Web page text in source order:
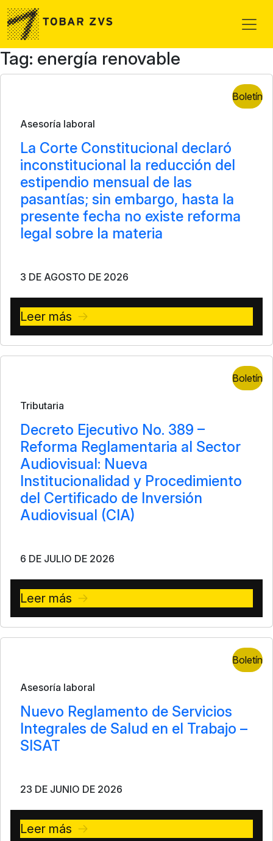
Skip to main content
Tag: energía renovable
Boletín
Asesoría laboral
La Corte Constitucional declaró
inconstitucional la reducción del
estipendio mensual de las
pasantías; sin embargo, hasta la
presente fecha no existe reforma
legal sobre la materia
3 DE AGOSTO DE 2026
Leer más
Boletín
Tributaria
Decreto Ejecutivo No. 389 –
Reforma Reglamentaria al Sector
Audiovisual: Nueva
Institucionalidad y Procedimiento
del Certificado de Inversión
Audiovisual (CIA)
6 DE JULIO DE 2026
Leer más
Boletín
Asesoría laboral
Nuevo Reglamento de Servicios
Integrales de Salud en el Trabajo –
SISAT
23 DE JUNIO DE 2026
Leer más